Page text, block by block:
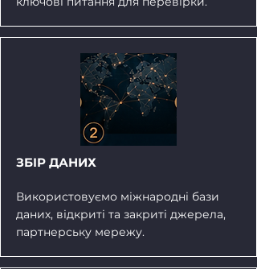
ЗБІР ДАНИХ
Використовуємо міжнародні бази
даних, відкриті та закриті джерела,
партнерську мережу.